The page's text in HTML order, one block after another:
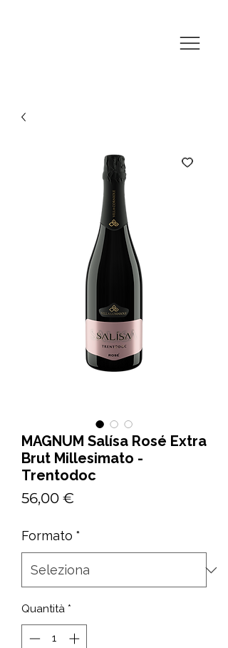
MAGNUM Salísa Rosé Extra
Brut Millesimato -
Trentodoc
56,00 €
Formato *
Quantità *